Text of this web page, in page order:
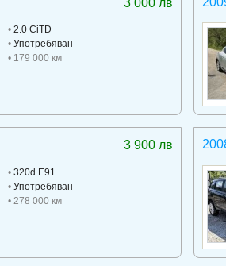
• 2.0 CiTD
• Употребяван
• 179 000 км
3 900 лв
• 320d E91
• Употребяван
• 278 000 км